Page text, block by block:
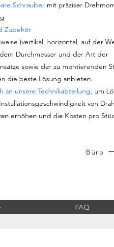
Schraubermit präziser
Zubehör
(vertikal, horizontal, auf der
Durchmesser und der Art der
sowie der zu montierenden
die beste Lösung anbieten.
an unsere Technikabteilung, um
von
erhöhen und die Kosten pro
Büro
FAQ